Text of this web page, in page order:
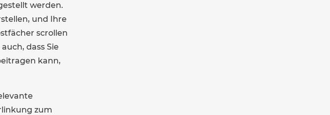
werden.
und Ihre
scrollen
dass Sie
kann,
zum